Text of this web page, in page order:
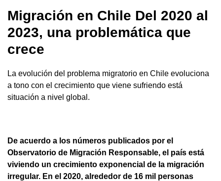
Migración en Chile Del 2020 al
2023, una problemática que
crece
La evolución del problema migratorio en Chile evoluciona
a tono con el crecimiento que viene sufriendo está
situación a nivel global.
De acuerdo a los números publicados por el
Observatorio de Migración Responsable, el país está
viviendo un crecimiento exponencial de la migración
irregular. En el 2020, alrededor de 16 mil personas